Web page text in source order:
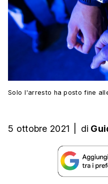
Solo l'arresto ha posto fine
5 ottobre 2021 di